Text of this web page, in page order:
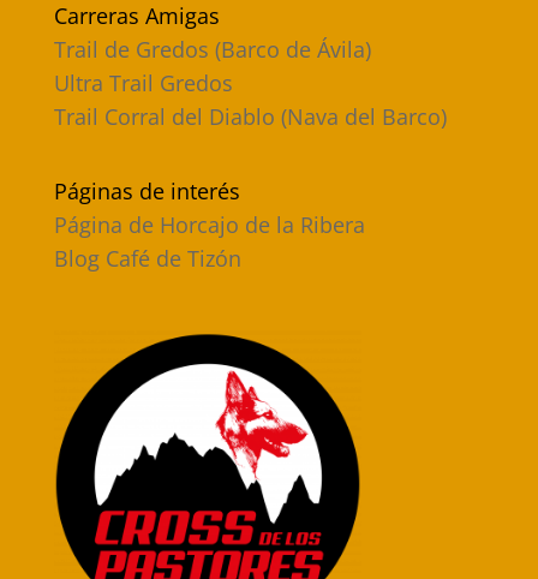
Carreras Amigas
Trail de Gredos (Barco de Ávila)
Ultra Trail Gredos
Trail Corral del Diablo (Nava del Barco)
Páginas de interés
Página de Horcajo de la Ribera
Blog Café de Tizón